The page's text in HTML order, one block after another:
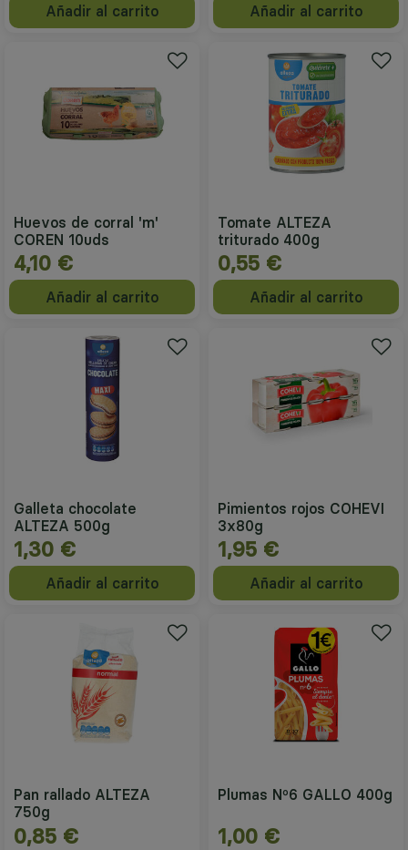
Añadir al carrito Añadir al carrito
Huevos de corral 'm'
COREN 10uds
4,10 €
Añadir al carrito
Tomate ALTEZA
triturado 400g
0,55 €
Añadir al carrito
Galleta chocolate
ALTEZA 500g
1,30 €
Añadir al carrito
Pimientos rojos COHEVI
3x80g
1,95 €
Añadir al carrito
Pan rallado ALTEZA
750g
0,85 €
Plumas Nº6 GALLO 400g
1,00 €